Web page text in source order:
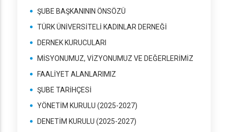
ŞUBE BAŞKANININ ÖNSÖZÜ
TÜRK ÜNİVERSİTELİ KADINLAR DERNEĞİ
DERNEK KURUCULARI
MİSYONUMUZ, VİZYONUMUZ VE DEĞERLERİMİZ
FAALİYET ALANLARIMIZ
ŞUBE TARİHÇESİ
YÖNETİM KURULU (2025-2027)
DENETİM KURULU (2025-2027)